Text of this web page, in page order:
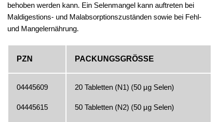
behoben werden kann. Ein Selenmangel kann auftreten bei
Maldigestions- und Malabsorptionszuständen sowie bei Fehl-
und Mangelernährung.
PZN PACKUNGSGRÖSSE
04445609
04445615
20 Tabletten (N1) (50 µg Selen)
50 Tabletten (N2) (50 µg Selen)